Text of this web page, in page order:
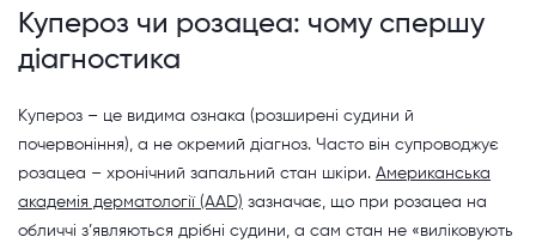
Купероз чи розацеа: чому спершу
діагностика
Купероз – це видима ознака (розширені судини й
почервоніння), а не окремий діагноз. Часто він супроводжує
розацеа – хронічний запальний стан шкіри. Американська
академія дерматології (AAD) зазначає, що при розацеа на
обличчі з’являються дрібні судини, а сам стан не «виліковують